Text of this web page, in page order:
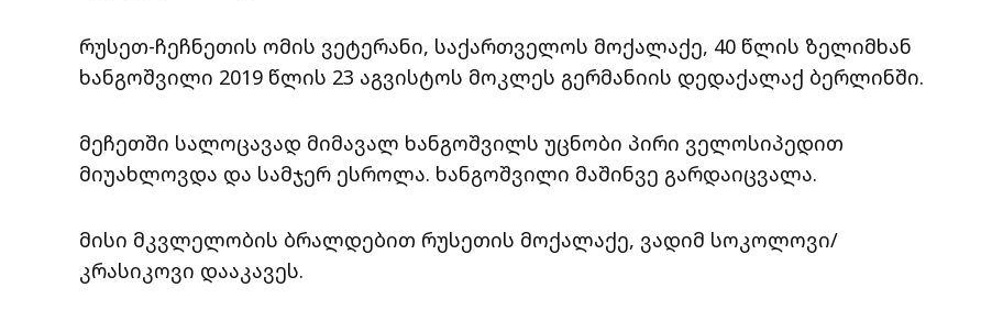
რუსეთ-ჩეჩნეთის ომის ვეტერანი, საქართველოს მოქალაქე, 40 წლის ზელიმხან
ხანგოშვილი 2019 წლის 23 აგვისტოს მოკლეს გერმანიის დედაქალაქ ბერლინში.
მეჩეთში სალოცავად მიმავალ ხანგოშვილს უცნობი პირი ველოსიპედით
მიუახლოვდა და სამჯერ ესროლა. ხანგოშვილი მაშინვე გარდაიცვალა.
მისი მკვლელობის ბრალდებით რუსეთის მოქალაქე, ვადიმ სოკოლოვი/
კრასიკოვი დააკავეს.